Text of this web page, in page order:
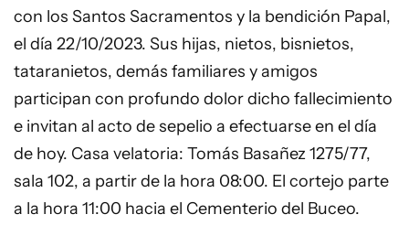
con los Santos Sacramentos y la bendición Papal,
el día 22/10/2023. Sus hijas, nietos, bisnietos,
tataranietos, demás familiares y amigos
participan con profundo dolor dicho fallecimiento
e invitan al acto de sepelio a efectuarse en el día
de hoy. Casa velatoria: Tomás Basañez 1275/77,
sala 102, a partir de la hora 08:00. El cortejo parte
a la hora 11:00 hacia el Cementerio del Buceo.